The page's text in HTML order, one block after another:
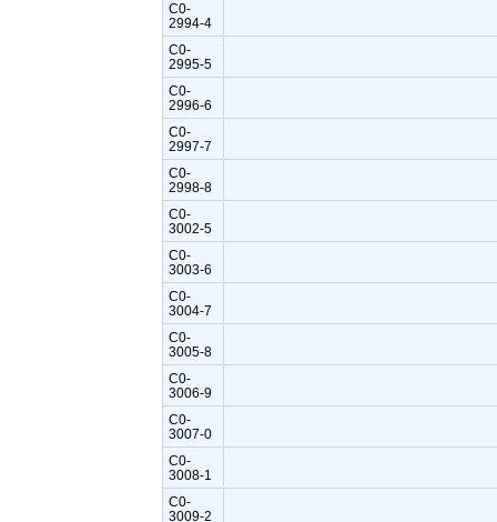
C0-
2994-4
C0-
2995-5
C0-
2996-6
C0-
2997-7
C0-
2998-8
C0-
3002-5
C0-
3003-6
C0-
3004-7
C0-
3005-8
C0-
3006-9
C0-
3007-0
C0-
3008-1
C0-
3009-2